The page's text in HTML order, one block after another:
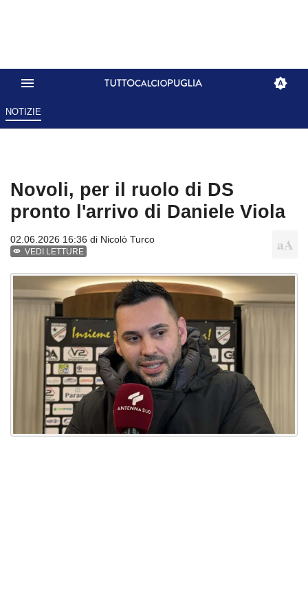
NOTIZIE
Novoli, per il ruolo di DS
pronto l'arrivo di Daniele Viola
02.06.2026 16:36 di Nicolò Turco
VEDI LETTURE